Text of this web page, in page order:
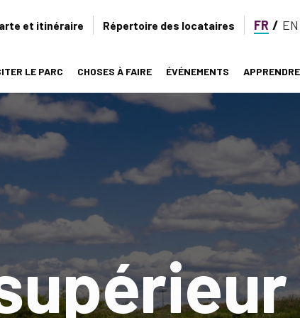
et itinéraire Répertoire des locataires FR EN
LE PARC CHOSES À FAIRE ÉVÉNEMENTS